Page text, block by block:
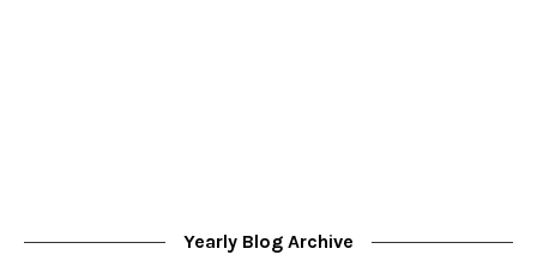
Yearly Blog Archive